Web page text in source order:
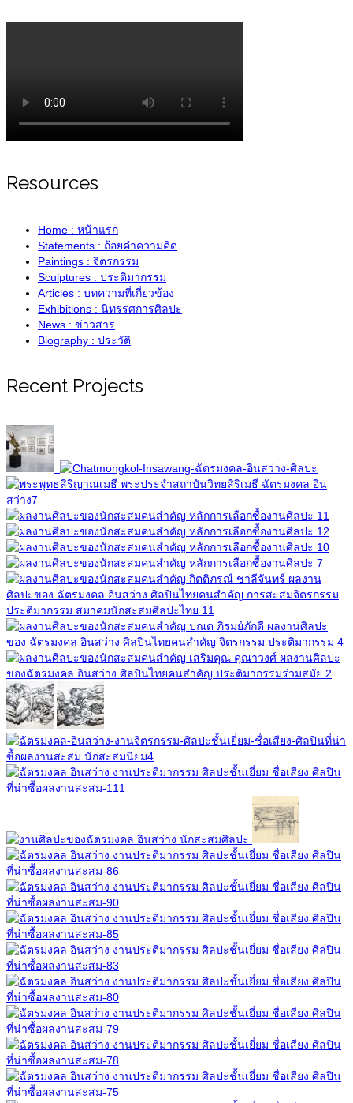
Resources
Home : หน้าแรก
Statements : ถ้อยคำความคิด
Paintings : จิตรกรรม
Sculptures : ประติมากรรม
Articles : บทความที่เกี่ยวข้อง
Exhibitions : นิทรรศการศิลปะ
News : ข่าวสาร
Biography : ประวัติ
Recent Projects